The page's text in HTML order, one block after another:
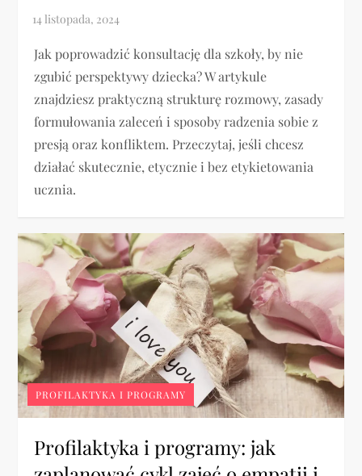
Jak poprowadzić konsultację dla szkoły, by nie
zgubić perspektywy dziecka? W artykule
znajdziesz praktyczną strukturę rozmowy, zasady
formułowania zaleceń i sposoby radzenia sobie z
presją oraz konfliktem. Przeczytaj, jeśli chcesz
działać skutecznie, etycznie i bez etykietowania
ucznia.
PROFILAKTYKA I PROGRAMY
Profilaktyka i programy: jak